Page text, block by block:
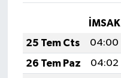
İMSAK
25 Tem Cts
04:00
26 Tem Paz
04:02